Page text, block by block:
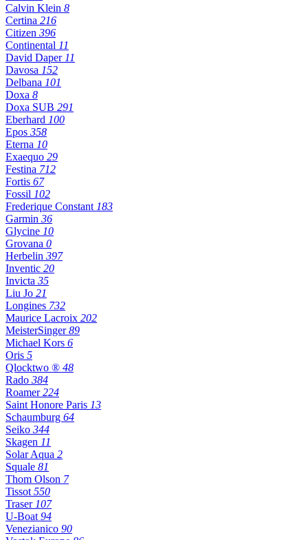
Calvin Klein 8
Certina 216
Citizen 396
Continental 11
David Daper 11
Davosa 152
Delbana 101
Doxa 8
Doxa SUB 291
Eberhard 100
Epos 358
Eterna 10
Exaequo 29
Festina 712
Fortis 67
Fossil 102
Frederique Constant 183
Garmin 36
Glycine 10
Grovana 0
Herbelin 397
Inventic 20
Invicta 35
Liu Jo 21
Longines 732
Maurice Lacroix 202
MeisterSinger89
Michael Kors 6
Oris 5
Qlocktwo ® 48
Rado 384
Roamer224
Saint Honore Paris 13
Schaumburg 64
Seiko 344
Skagen 11
Solar Aqua 2
Squale 81
Thom Olson 7
Tissot 550
Traser 107
U-Boat 94
Venezianico 90